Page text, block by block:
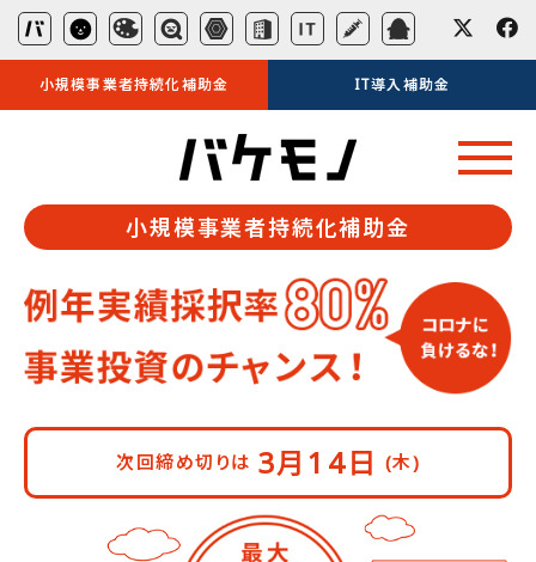
小規模事業者持続化補助金 IT導入補助金
小規模事業者持続化補助金
次回締め切りは 3月14日 (木)